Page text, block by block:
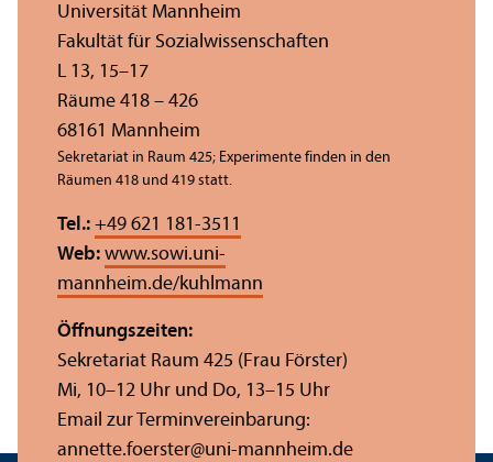
Universität Mannheim
Fakultät für Sozial­wissenschaften
L 13, 15–17
Räume 418 – 426
68161 Mannheim
Sekretariat in Raum 425; Experimente finden in den
Räumen 418 und 419 statt.
Tel.: +49 621 181-3511
Web: www.sowi.uni-
mannheim.de/kuhlmann
Öffnungs­zeiten:
Sekretariat Raum 425 (Frau Förster)
Mi, 10–12 Uhr und Do, 13–15 Uhr
Email zur Termin­vereinbarung:
annette.foerster@uni-mannheim.de